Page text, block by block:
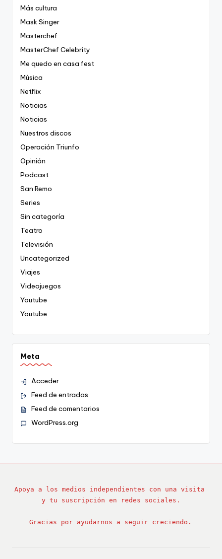
Más cultura
Mask Singer
Masterchef
MasterChef Celebrity
Me quedo en casa fest
Música
Netflix
Noticias
Noticias
Nuestros discos
Operación Triunfo
Opinión
Podcast
San Remo
Series
Sin categoría
Teatro
Televisión
Uncategorized
Viajes
Videojuegos
Youtube
Youtube
Meta
Acceder
Feed de entradas
Feed de comentarios
WordPress.org
Apoya a los medios independientes con una visita
y tu suscripción en redes sociales.
Gracias por ayudarnos a seguir creciendo.